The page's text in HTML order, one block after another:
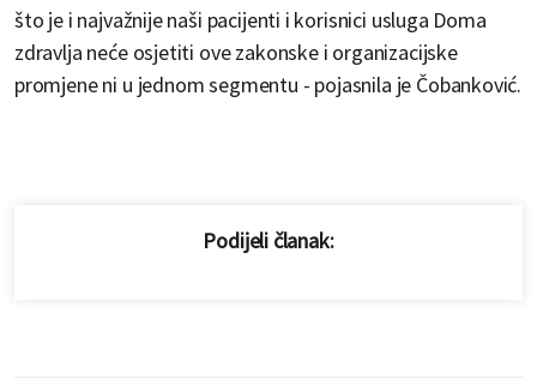
što je i najvažnije naši pacijenti i korisnici usluga Doma
zdravlja neće osjetiti ove zakonske i organizacijske
promjene ni u jednom segmentu - pojasnila je Čobanković.
Podijeli članak: